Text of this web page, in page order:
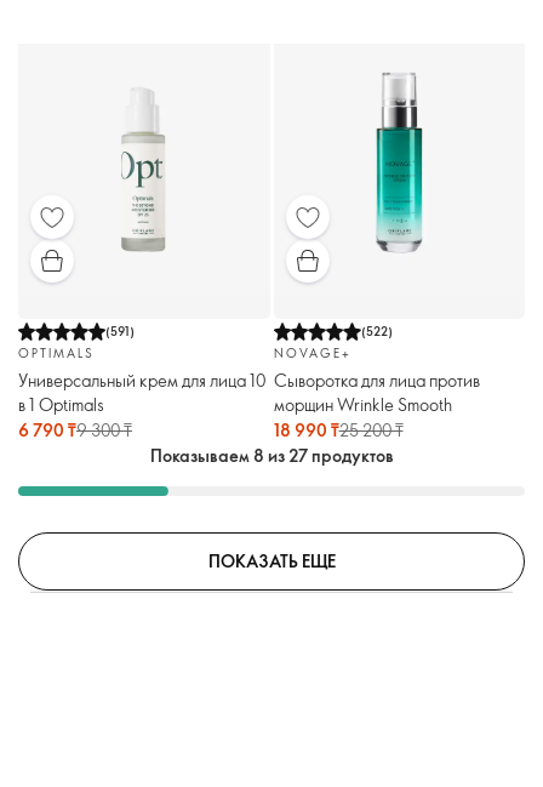
(591)
OPTIMALS
Универсальный крем для лица 10
в 1 Optimals
6 790 ₸9 300 ₸
(522)
NOVAGE+
Сыворотка для лица против
морщин Wrinkle Smooth
18 990 ₸25 200 ₸
Показываем 8 из 27 продуктов
ПОКАЗАТЬ ЕЩЕ